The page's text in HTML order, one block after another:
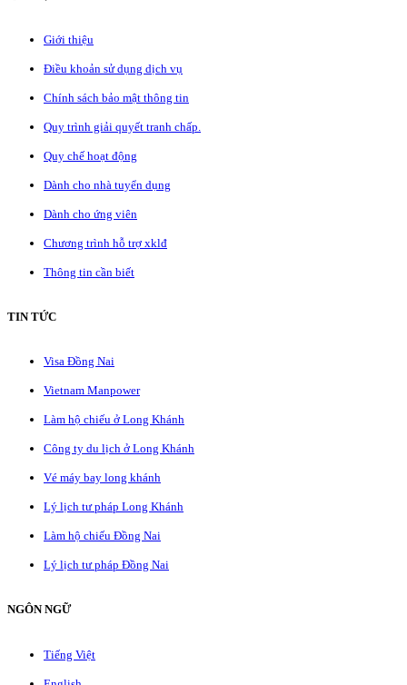
Giới thiệu
Điều khoản sử dụng dịch vụ
Chính sách bảo mật thông tin
Quy trình giải quyết tranh chấp.
Quy chế hoạt động
Dành cho nhà tuyển dụng
Dành cho ứng viên
Chương trình hỗ trợ xklđ
Thông tin cần biết
TIN TỨC
Visa Đồng Nai
Vietnam Manpower
Làm hộ chiếu ở Long Khánh
Công ty du lịch ở Long Khánh
Vé máy bay long khánh
Lý lịch tư pháp Long Khánh
Làm hộ chiếu Đồng Nai
Lý lịch tư pháp Đồng Nai
NGÔN NGỮ
Tiếng Việt